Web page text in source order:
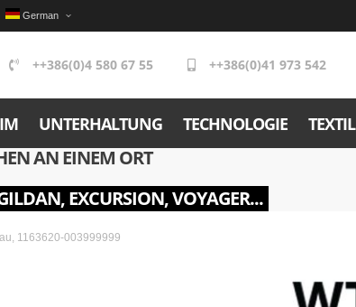
German
++386(0)4 580 67 55 ++386(0)41 973 542
UNTERHALTUNG TECHNOLOGIE TEXTIL
AN EINEM ORT
EXCURSION, VOYAGER...
1163620-003999999